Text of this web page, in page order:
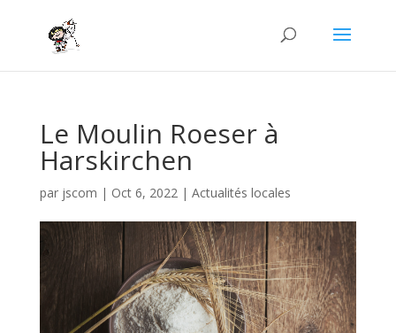
Le Moulin Roeser à
Harskirchen
par jscom | Oct 6, 2022| Actualités locales